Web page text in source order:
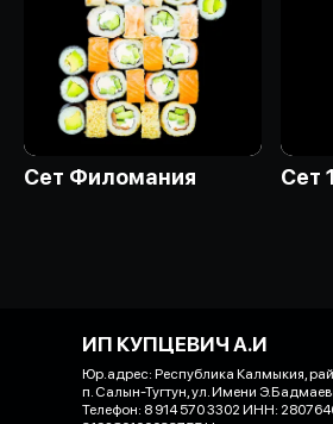
Сет Филомания Сет 1
ИП КУПЦЕВИЧ А.И
Юр.адрес: Республика Калмыкия,
п. Салын-Тугтун, ул. Имени
Телефон: 8 914 570 3302 ИНН: